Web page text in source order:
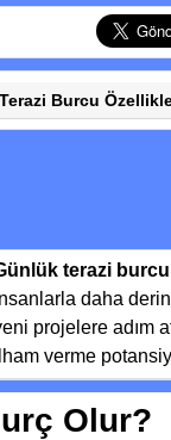
Terazi Burcu
terazi
daha
projelere adım
verme
Olur?